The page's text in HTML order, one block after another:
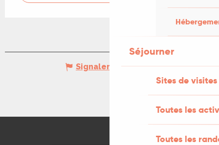
Séjourner
Sites de visites
Toutes les
Toutes les
Signaler une erreur